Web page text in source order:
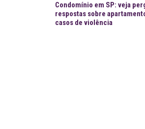
Condomínio em SP: veja
respostas sobre
casos de violência